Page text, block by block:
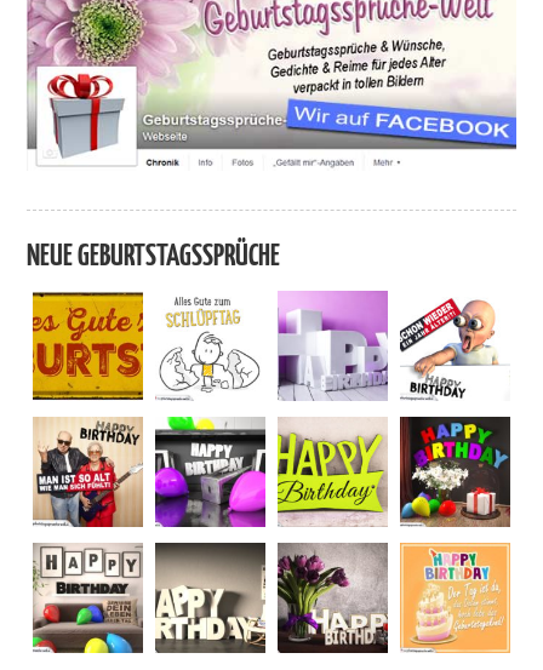
NEUE GEBURTSTAGSSPRÜCHE